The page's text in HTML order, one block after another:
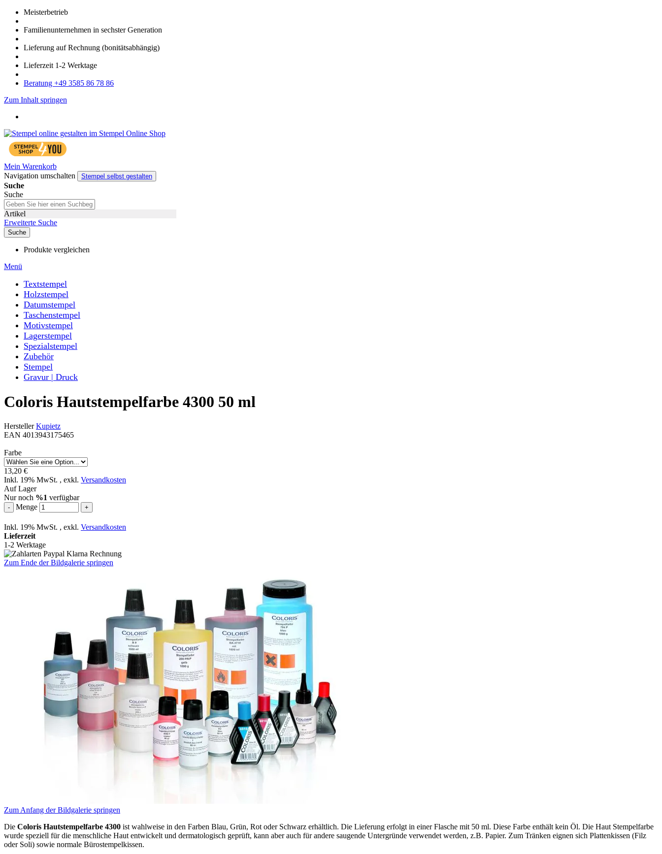
Meister­betrieb
Familien­unter­nehmen in sechster Gene­ration
Lieferung auf Rech­nung (bonitätsabhängig)
Liefer­zeit 1-2 Werk­tage
Bera­tung +49 3585 86 78 86
Zum Inhalt springen
Mein Warenkorb
Navigation umschalten
Stempel selbst gestalten
Suche
Suche
Artikel
Erweiterte Suche
Suche
Produkte vergleichen
Menü
Textstempel
Holzstempel
Datumstempel
Taschenstempel
Motivstempel
Lagerstempel
Spezialstempel
Zubehör
Stempel
Gravur | Druck
Coloris Hautstempelfarbe 4300 50 ml
HerstellerKupietz
EAN 4013943175465
Farbe
13,20 €
Inkl. 19% MwSt. , exkl. Versandkosten
Auf Lager
Nur noch %1 verfügbar
- Menge +
Inkl. 19% MwSt. , exkl. Versandkosten
Lieferzeit
1-2 Werktage
Zum Ende der Bildgalerie springen
Zum Anfang der Bildgalerie springen
Die Coloris Hautstempelfarbe 4300 ist wahlweise in den Farben Blau, Grün, Rot oder Schwarz erhältlich. Die Lieferung erfolgt in einer Flasche mit 50 ml. Diese Farbe enthält kein Öl. Die Haut Stempelfarbe
wurde speziell für die menschliche Haut entwickelt und dermatologisch geprüft, kann aber auch für andere saugende Untergründe verwendet werden, z.B. Papier. Zum Tränken eignen sich Plattenkissen (Filz
oder Soli) sowie normale Bürostempelkissen.